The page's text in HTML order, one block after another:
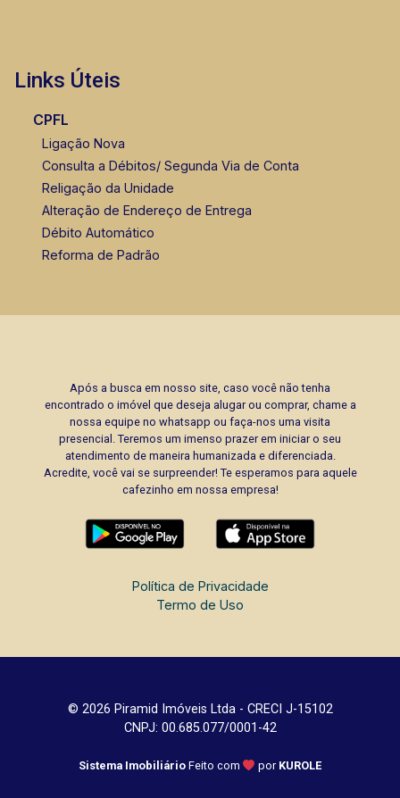
(16) 99263-0551
Corretor(a) Online
Links Úteis
CPFL
Ligação Nova
Consulta a Débitos/ Segunda Via de Conta
Religação da Unidade
Alteração de Endereço de Entrega
Débito Automático
Reforma de Padrão
Após a busca em nosso site, caso você não tenha
encontrado o imóvel que deseja alugar ou comprar, chame a
nossa equipe no whatsapp ou faça-nos uma visita
presencial. Teremos um imenso prazer em iniciar o seu
atendimento de maneira humanizada e diferenciada.
Acredite, você vai se surpreender! Te esperamos para aquele
cafezinho em nossa empresa!
Política de Privacidade
Termo de Uso
© 2026 Piramid Imóveis Ltda - CRECI J-15102
CNPJ: 00.685.077/0001-42
Sistema Imobiliário Feito com por KUROLE